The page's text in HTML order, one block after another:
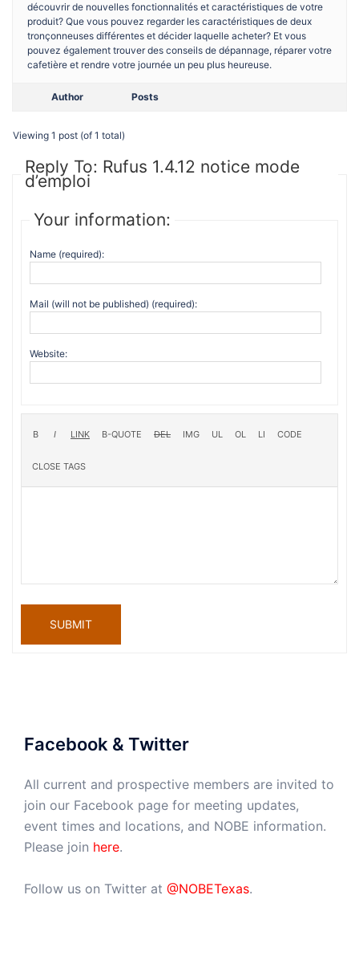
découvrir de nouvelles fonctionnalités et caractéristiques de votre
produit? Que vous pouvez regarder les caractéristiques de deux
tronçonneuses différentes et décider laquelle acheter? Et vous
pouvez également trouver des conseils de dépannage, réparer votre
cafetière et rendre votre journée un peu plus heureuse.
Author Posts
Viewing 1 post (of 1 total)
Reply To: Rufus 1.4.12 notice mode
d’emploi
Your information:
Name (required):
Mail (will not be published) (required):
Website:
SUBMIT
Facebook & Twitter
All current and prospective members are invited to
join our Facebook page for meeting updates,
event times and locations, and NOBE information.
Please join here.
Follow us on Twitter at @NOBETexas.